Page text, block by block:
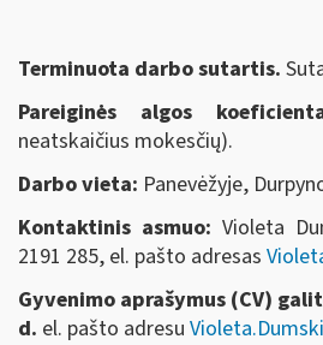
Terminuota darbo sutartis.
Pareiginės algos
neatskaičius mokesčių).
Darbo vieta: Panevėžyje,
Kontaktinis asmuo: Violeta
2191 285, el. pašto adresas
Gyvenimo aprašymus (CV)
d. el. pašto adresu